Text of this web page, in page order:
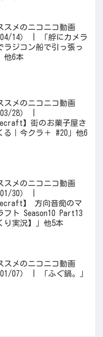
スメのニコニコ動画
04/14） | 「艀にカメラ
ラジコン船で引っ張っ
他6本
スメのニコニコ動画
03/28） |
】街のお菓子屋さ
る｜今クラ＋ #20」他6
スメのニコニコ動画
01/30） |
】 方向音痴のマ
フト Season10 Part13
り実況】」他5本
スメのニコニコ動画
01/07） | 「ふぐ鍋。」